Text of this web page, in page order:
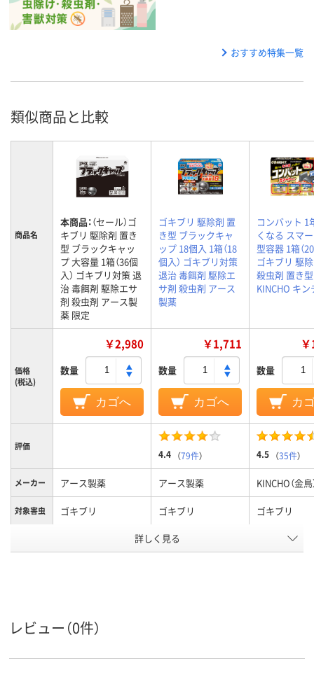
おすすめ特集一覧
類似商品と比較
商品名
本商品：（セール）ゴ
キブリ 駆除剤 置き
型 ブラックキャッ
プ 大容量 1箱（36個
入） ゴキブリ対策 退
治 毒餌剤 駆除エサ
剤 殺虫剤 アース製
薬 限定
ゴキブリ 駆除剤 置
き型 ブラックキャ
ップ 18個入 1箱（18
個入） ゴキブリ対策
退治 毒餌剤 駆除エ
サ剤 殺虫剤 アース
製薬
コンバット 1
くなる スマ
型容器 1箱（
ゴキブリ 駆
殺虫剤 置き型
KINCHO キ
価格
(税込)
￥2,980
数量
カゴへ
￥1,711
数量
カゴへ
数量
カ
評価
4.4 （79件） 4.5 （35件）
メーカー アース製薬 アース製薬 KINCHO（金鳥
対象害虫 ゴキブリ ゴキブリ ゴキブリ
30
詳しく見る
レビュー（0件）